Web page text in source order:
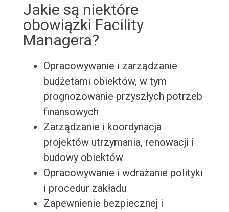
Jakie są niektóre
obowiązki Facility
Managera?
Opracowywanie i zarządzanie
budżetami obiektów, w tym
prognozowanie przyszłych potrzeb
finansowych
Zarządzanie i koordynacja
projektów utrzymania, renowacji i
budowy obiektów
Opracowywanie i wdrażanie polityki
i procedur zakładu
Zapewnienie bezpiecznej i